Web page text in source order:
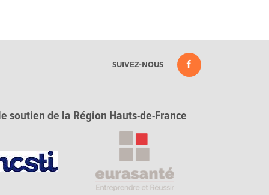
SUIVEZ-NOUS
soutien de la Région Hauts-de-France